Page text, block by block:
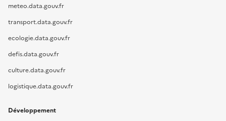
meteo.data.gouv.fr
transport.data.gouv.fr
ecologie.data.gouv.fr
defis.data.gouv.fr
culture.data.gouv.fr
logistique.data.gouv.fr
Développement